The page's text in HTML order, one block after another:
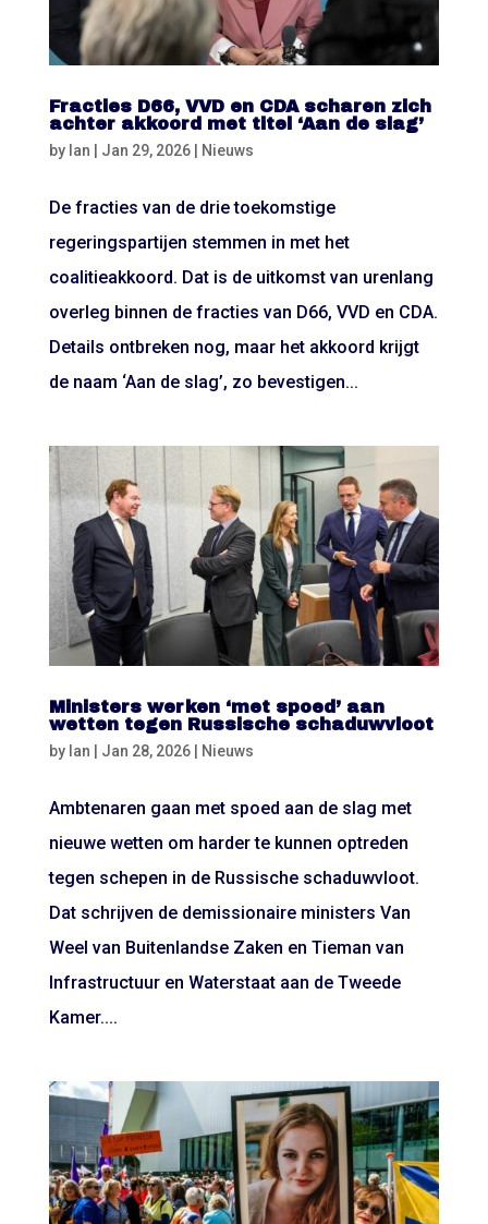
Fracties D66, VVD en CDA scharen zich
achter akkoord met titel ‘Aan de slag’
by Ian Jan 29, 2026| Nieuws
De fracties van de drie toekomstige
regeringspartijen stemmen in met het
coalitieakkoord. Dat is de uitkomst van urenlang
overleg binnen de fracties van D66, VVD en CDA.
Details ontbreken nog, maar het akkoord krijgt
de naam ‘Aan de slag’, zo bevestigen...
Ministers werken ‘met spoed’ aan
wetten tegen Russische schaduwvloot
by Ian Jan 28, 2026| Nieuws
Ambtenaren gaan met spoed aan de slag met
nieuwe wetten om harder te kunnen optreden
tegen schepen in de Russische schaduwvloot.
Dat schrijven de demissionaire ministers Van
Weel van Buitenlandse Zaken en Tieman van
Infrastructuur en Waterstaat aan de Tweede
Kamer....